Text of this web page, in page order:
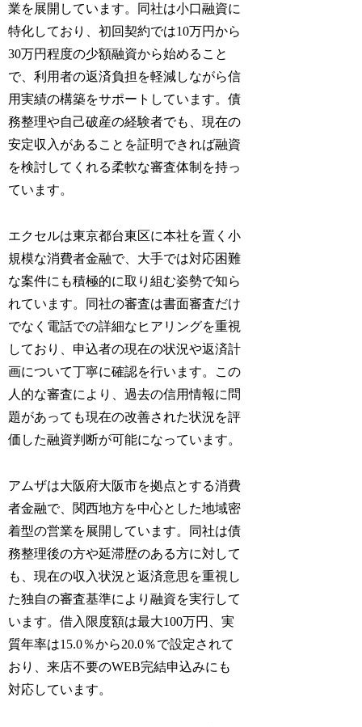
業を展開しています。同社は小口融資に
特化しており、初回契約では10万円から
30万円程度の少額融資から始めること
で、利用者の返済負担を軽減しながら信
用実績の構築をサポートしています。債
務整理や自己破産の経験者でも、現在の
安定収入があることを証明できれば融資
を検討してくれる柔軟な審査体制を持っ
ています。
エクセルは東京都台東区に本社を置く小
規模な消費者金融で、大手では対応困難
な案件にも積極的に取り組む姿勢で知ら
れています。同社の審査は書面審査だけ
でなく電話での詳細なヒアリングを重視
しており、申込者の現在の状況や返済計
画について丁寧に確認を行います。この
人的な審査により、過去の信用情報に問
題があっても現在の改善された状況を評
価した融資判断が可能になっています。
アムザは大阪府大阪市を拠点とする消費
者金融で、関西地方を中心とした地域密
着型の営業を展開しています。同社は債
務整理後の方や延滞歴のある方に対して
も、現在の収入状況と返済意思を重視し
た独自の審査基準により融資を実行して
います。借入限度額は最大100万円、実
質年率は15.0％から20.0％で設定されて
おり、来店不要のWEB完結申込みにも
対応しています。